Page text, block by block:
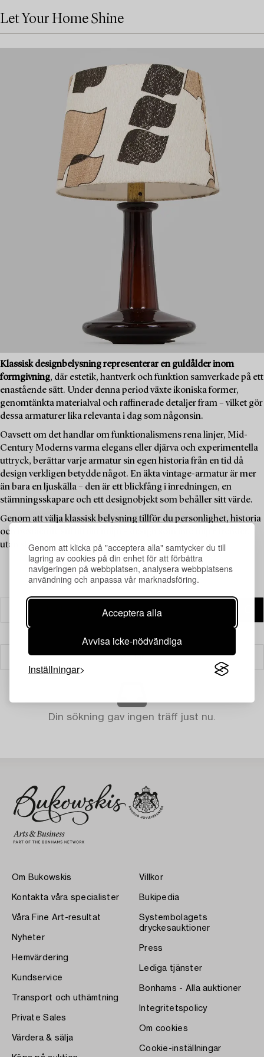
Genom att klicka på "acceptera alla" samtycker du till
lagring av cookies på din enhet för att förbättra
navigeringen på webbplatsen, analysera webbplatsens
användning och anpassa vår marknadsföring.
Acceptera alla
Avvisa icke-nödvändiga
Inställningar
Let Your Home Shine
Klassisk designbelysning representerar en guldålder inom
formgivning, där estetik, hantverk och funktion samverkade på ett
enastående sätt. Under denna period växte ikoniska former,
genomtänkta materialval och raffinerade detaljer fram – vilket gör
dessa armaturer lika relevanta i dag som någonsin.
Oavsett om det handlar om funktionalismens rena linjer, Mid-
Century Moderns varma elegans eller djärva och experimentella
uttryck, berättar varje armatur sin egen historia från en tid då
design verkligen betydde något. En äkta vintage-armatur är mer
än bara en ljuskälla – den är ett blickfång i inredningen, en
stämningsskapare och ett designobjekt som behåller sitt värde.
Genom att välja klassisk belysning tillför du personlighet, historia
och bestående stil till din miljö – design som inte följer trender,
utan står över dem.
Filter
Din sökning gav ingen träff just nu.
Om Bukowskis
Kontakta våra specialister
Våra Fine Art-resultat
Nyheter
Hemvärdering
Kundservice
Transport och uthämtning
Private Sales
Värdera & sälja
Villkor
Bukipedia
Systembolagets
dryckesauktioner
Press
Lediga tjänster
Bonhams - Alla auktioner
Integritetspolicy
Om cookies
Cookie-inställningar